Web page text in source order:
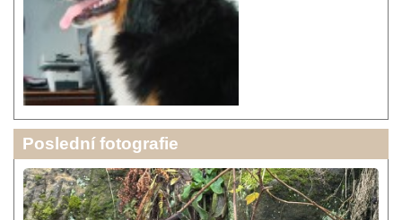
Poslední fotografie